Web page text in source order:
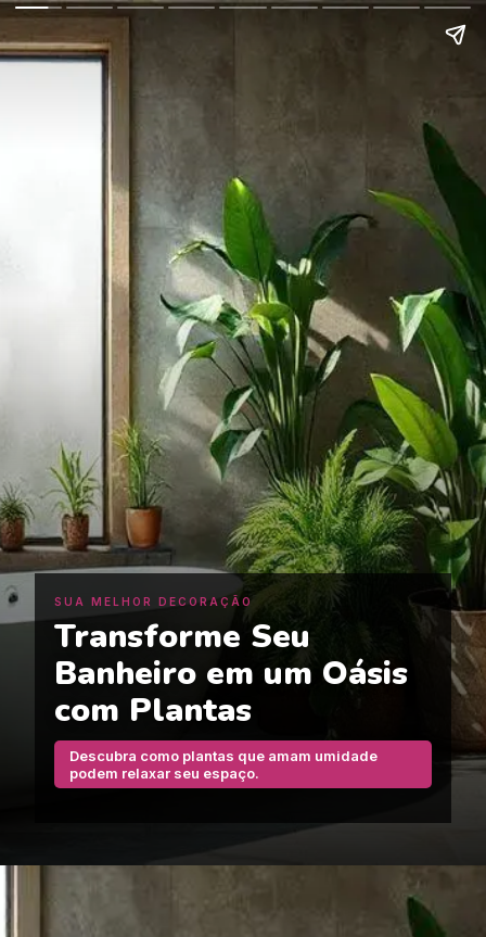
SUA MELHOR DECORAÇÃO
Transforme Seu
Banheiro em um Oásis
com Plantas
Descubra como plantas que amam umidade
podem relaxar seu espaço.